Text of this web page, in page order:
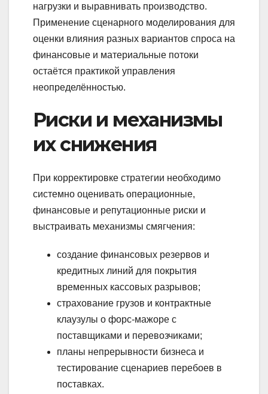
нагрузки и выравнивать производство.
Применение сценарного моделирования для
оценки влияния разных вариантов спроса на
финансовые и материальные потоки
остаётся практикой управления
неопределённостью.
Риски и механизмы
их снижения
При корректировке стратегии необходимо
системно оценивать операционные,
финансовые и репутационные риски и
выстраивать механизмы смягчения:
создание финансовых резервов и
кредитных линий для покрытия
временных кассовых разрывов;
страхование грузов и контрактные
клаузулы о форс-мажоре с
поставщиками и перевозчиками;
планы непрерывности бизнеса и
тестирование сценариев перебоев в
поставках.